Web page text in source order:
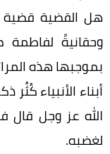
هل القضية قضية
وحقانيةً
بموجبها هذه
أبناء الأنبياء
الله عز وجل
لغضبه.